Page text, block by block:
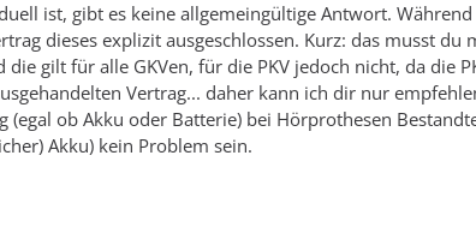
ist, gibt es keine allgemeingültige Antwort.
dieses explizit ausgeschlossen. Kurz: das musst
die gilt für alle GKVen, für die PKV jedoch nicht, da die
Vertrag... daher kann ich dir nur
(egal ob Akku oder Batterie) bei Hörprothesen
Akku) kein Problem sein.